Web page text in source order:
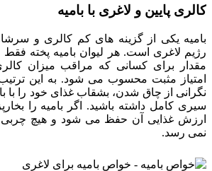
کالری پایین و لاغری با بامیه
بامیه یکی از گزینه های کم کالری و
مقدار برای کسانی که مراقب میزان
امتیاز مثبت محسوب می شود. به این
نگرانی از چاق شدن، بشقاب غذای خود را با
سیری کامل داشته باشید. اگر بامیه را
ارزش غذایی آن حفظ می شود و هیچ چربی
نمی رسد.